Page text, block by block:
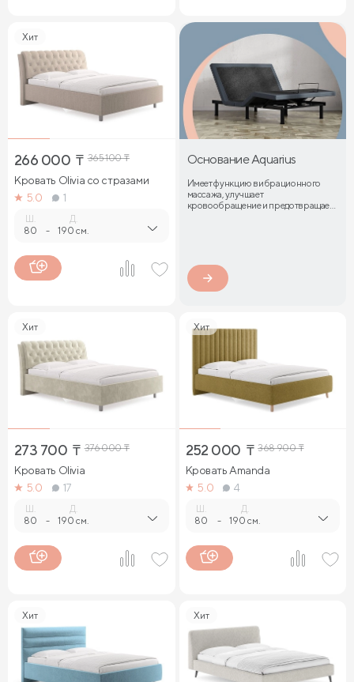
Хит
266 000 ₸ 365 100₸
Кровать Olivia со стразами
5.0
1
80 -
Д.
190 см.
Основание Aquarius
Имеет функцию вибрационного
массажа, улучшает
кровообращение и предотвращает
Хит
273 700 ₸ 376 000₸
Кровать Olivia
5.0
17
80 -
Д.
190 см.
Хит
252 000 ₸ 368 900₸
Кровать Amanda
5.0
4
80 -
Д.
190 см.
Хит Хит